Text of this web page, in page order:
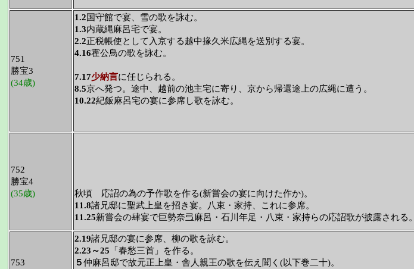
751
勝宝3
(34歳)
1.2 国守館で宴、雪の歌を詠む。
1.3内蔵縄麻呂宅で宴。
2.2正税帳使として入京する越中掾久米広縄を送別する宴。
4.16霍公鳥の歌を詠む。
7.17少納言に任じられる。
8.5京へ発つ。途中、越前の池主宅に寄り、京から帰還途上の広縄に遭う。
10.22紀飯麻呂宅の宴に参席し歌を詠む。
752
勝宝4
(35歳)
秋頃 応詔の為の予作歌を作る(新嘗会の宴に向けた作か)。
11.8諸兄邸に聖武上皇を招き宴。八束・家持、これに参席。
11.25新嘗会の肆宴で巨勢奈弖麻呂・石川年足・八束・家持らの応詔歌が披露される。
753
2.19諸兄邸の宴に参席、柳の歌を詠む。
2.23～25 「春愁三首」を作る。
５仲麻呂邸で故元正上皇・舎人親王の歌を伝え聞く(以下巻二十)。